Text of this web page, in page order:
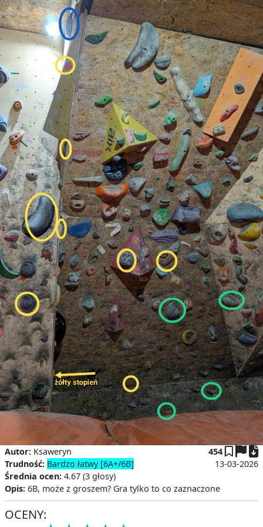
Autor: Ksaweryn
Trudność: Bardzo łatwy [6A+/6B]
Średnia ocen: 4.67 (3 głosy)
454
13-03-2026
Opis: 6B, może z groszem? Gra tylko to co zaznaczone
OCENY: